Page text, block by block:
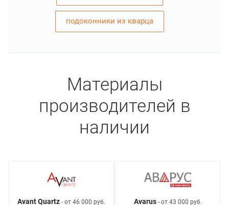
подоконники из кварца
Материалы
производителей в
наличии
Avant Quartz - от 46 000 руб. Avarus- от 43 000 руб.